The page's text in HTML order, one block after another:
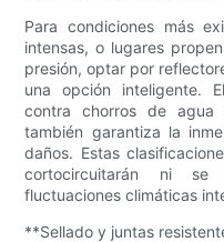
Para condiciones más
intensas, o lugares
presión, optar por
una opción inteligente.
contra chorros de agua
también garantiza la
daños. Estas
cortocircuitarán ni
fluctuaciones climáticas
**Sellado y juntas